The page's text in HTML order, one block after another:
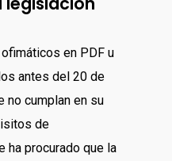
en PDF u
antes del 20 de
no cumplan en su
de
ha procurado que la